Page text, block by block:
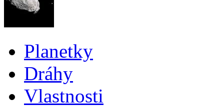
Planetky
Dráhy
Vlastnosti